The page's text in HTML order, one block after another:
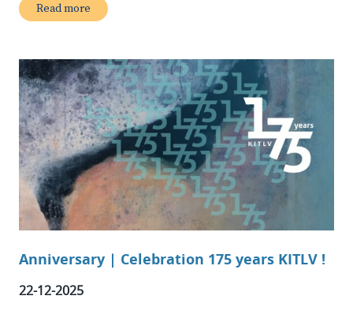
Read more
Anniversary | Celebration 175 years KITLV !
22-12-2025